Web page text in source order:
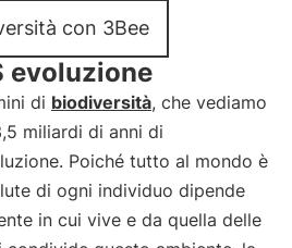
con 3Bee
evoluzione
di biodiversità, che vediamo
miliardi di anni di
Poiché tutto al mondo è
di ogni individuo dipende
in cui vive e da quella delle